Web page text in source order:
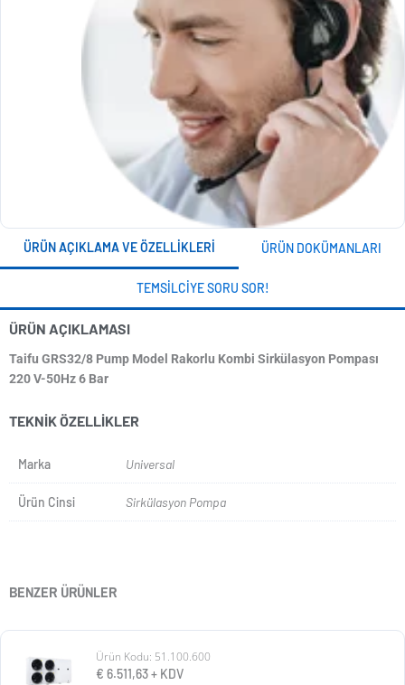
ÜRÜN AÇIKLAMA VE ÖZELLIKLERI ÜRÜN DOKÜMANLARI
TEMSILCIYE SORU SOR!
ÜRÜN AÇIKLAMASI
Taifu GRS32/8 Pump Model Rakorlu Kombi Sirkülasyon Pompası
220 V-50Hz 6 Bar
TEKNIK ÖZELLIKLER
Marka Universal
Ürün Cinsi Sirkülasyon Pompa
BENZER ÜRÜNLER
Ürün Kodu: 51.100.600
€ 6.511,63+ KDV